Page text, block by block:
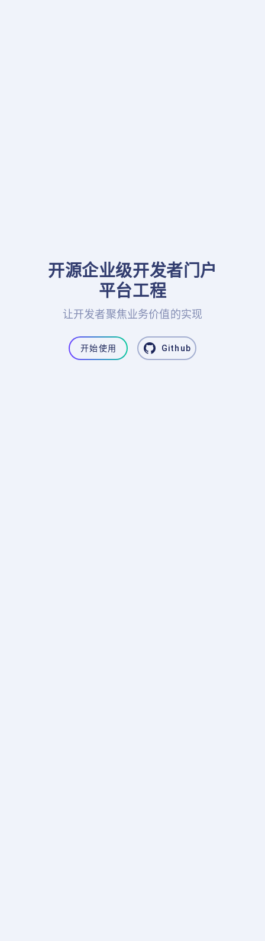
开源企业级开发者门户
平台工程
让开发者聚焦业务价值的实现
开始使用 Github